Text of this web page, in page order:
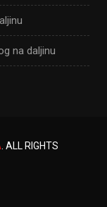
na daljinu
. ALL RIGHTS